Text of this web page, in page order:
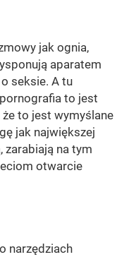
jak ognia,
aparatem
seksie. A tu
to jest
to jest wymyślane
jak największej
zarabiają na tym
otwarcie
narzędziach